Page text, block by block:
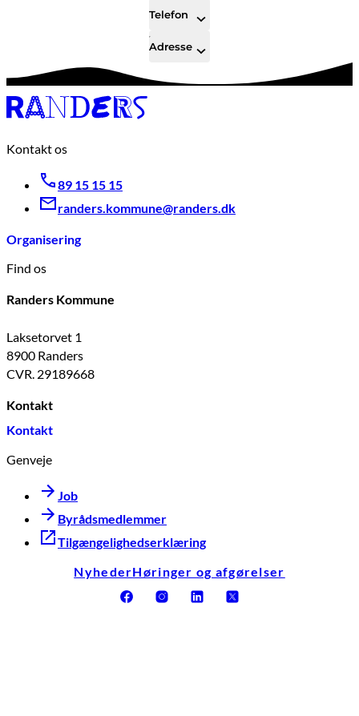
Telefon
Adresse
Kontakt os
89 15 15 15
randers.kommune@randers.dk
Organisering
Find os
Randers Kommune
Laksetorvet 1
8900 Randers
CVR. 29189668
Kontakt
Kontakt
Genveje
Job
Byrådsmedlemmer
Tilgængelighedserklæring
NyhederHøringer og afgørelser